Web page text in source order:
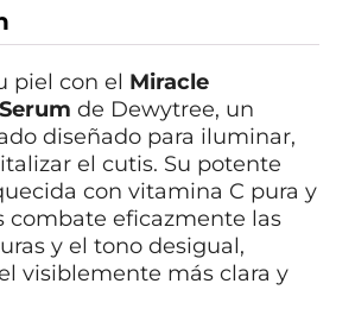
piel con el Miracle
de Dewytree, un
diseñado para iluminar,
el cutis. Su potente
con vitamina C pura y
combate eficazmente las
y el tono desigual,
visiblemente más clara y